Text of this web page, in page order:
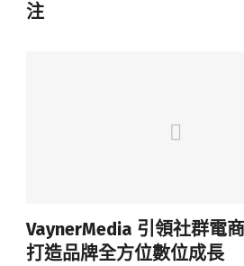
注
VaynerMedia 引領社群電
打造品牌全方位數位成長